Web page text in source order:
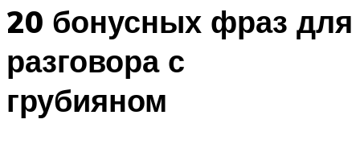
20 бонусных фраз для
разговора с
грубияном